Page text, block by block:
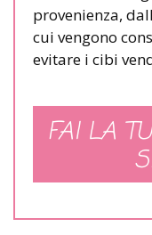
provenienza,
cui vengono
evitare i cibi
FAI LA